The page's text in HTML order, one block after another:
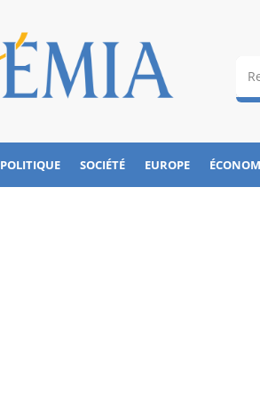
POLITIQUE SOCIÉTÉ EUROPE